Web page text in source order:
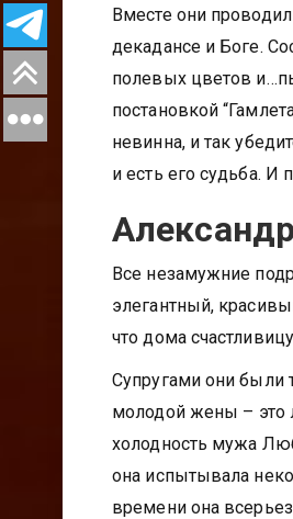
Вместе они
декадансе и Боге.
полевых цветов
постановкой
невинна, и так
и есть его судьба.
Все незамужние
элегантный,
что дома
Супругами они были
молодой жены – это
холодность мужа
она испытывала
времени она всерьез